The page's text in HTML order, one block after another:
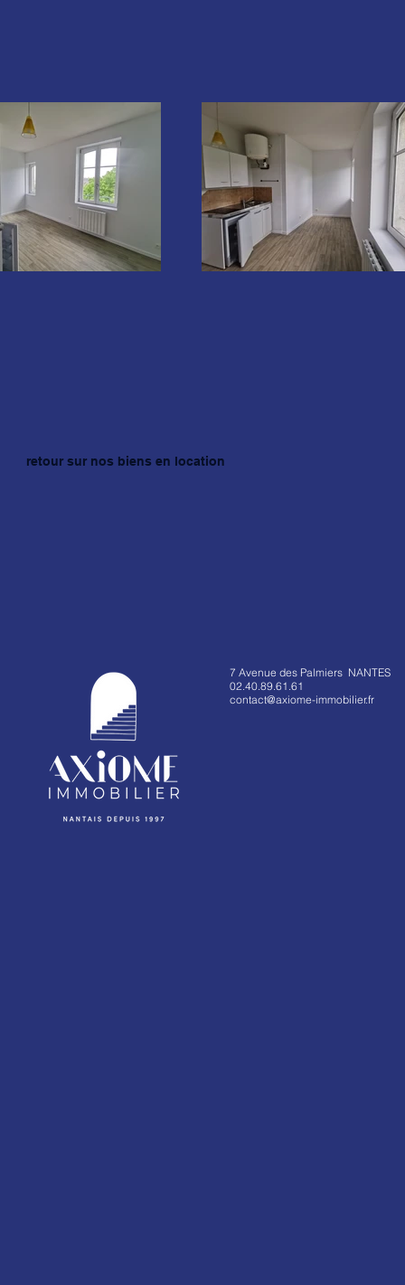
retour sur nos biens en location
7 Avenue des Palmiers NANTES
02.40.89.61.61
contact@axiome-immobilier.fr